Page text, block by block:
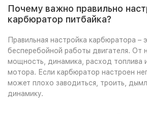
Почему важно правильно
карбюратор питбайка?
Правильная настройка карбюратора –
бесперебойной работы двигателя. От
мощность, динамика, расход топлива
мотора. Если карбюратор настроен
может плохо заводиться, троить,
динамику.